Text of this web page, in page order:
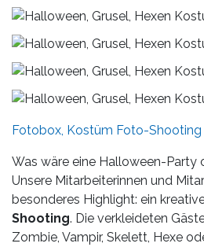
Fotobox, Kostüm Foto-Shooting
Was wäre eine Halloween-Party
Unsere Mitarbeiterinnen und
besonderes Highlight: ein
Shooting. Die verkleideten
Zombie, Vampir, Skelett, Hexe